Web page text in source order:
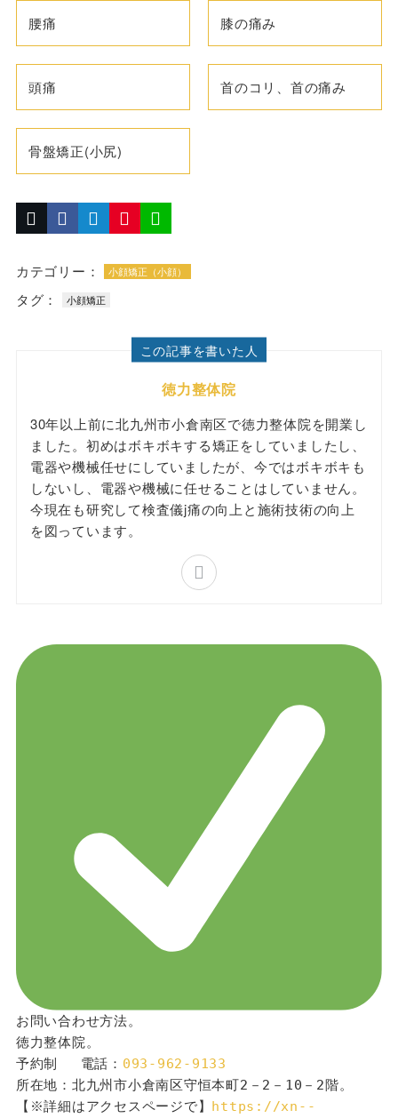
腰痛 膝の痛み
頭痛 首のコリ、首の痛み
骨盤矯正(小尻)
カテゴリー： 小顔矯正（小顔）
タグ： 小顔矯正
この記事を書いた人
徳力整体院
30年以上前に北九州市小倉南区で徳力整体院を開業し
ました。初めはボキボキする矯正をしていましたし、
電器や機械任せにしていましたが、今ではボキボキも
しないし、電器や機械に任せることはしていません。
今現在も研究して検査儀j痛の向上と施術技術の向上
を図っています。
お問い合わせ方法。
徳力整体院。
予約制 　電話： 093-962-9133
所在地：北九州市小倉南区守恒本町2－2－10－2階。
【※詳細はアクセスページで】 https://xn--